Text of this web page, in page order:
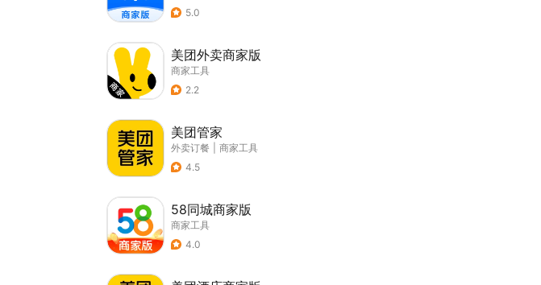
5.0
美团外卖商家版
商家工具
2.2
美团管家
外卖订餐
商家工具
4.5
58同城商家版
商家工具
4.0